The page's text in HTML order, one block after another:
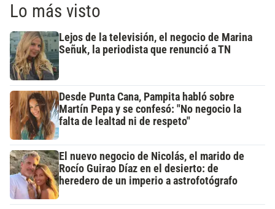
Lo más visto
Lejos de la televisión, el negocio de Marina
Señuk, la periodista que renunció a TN
Desde Punta Cana, Pampita habló sobre
Martín Pepa y se confesó: "No negocio la
falta de lealtad ni de respeto"
El nuevo negocio de Nicolás, el marido de
Rocío Guirao Díaz en el desierto: de
heredero de un imperio a astrofotógrafo